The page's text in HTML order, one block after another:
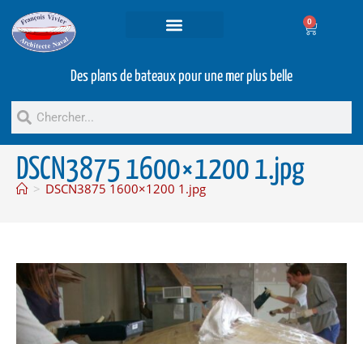
0
Des plans de bateaux pour une mer plus belle
DSCN3875 1600×1200 1.jpg
> DSCN3875 1600×1200 1.jpg